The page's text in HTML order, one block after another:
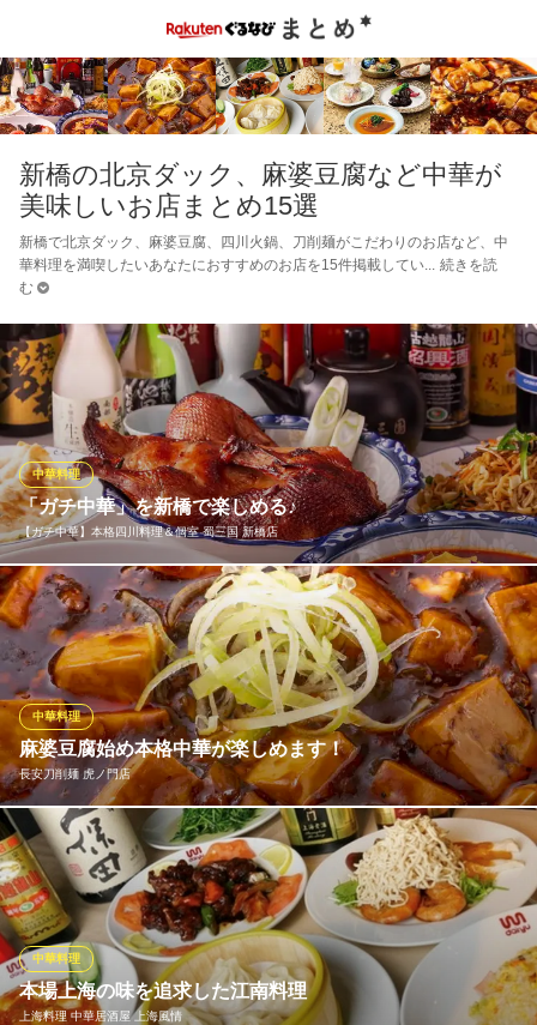
新橋の北京ダック、麻婆豆腐など中華が
美味しいお店まとめ15選
新橋で北京ダック、麻婆豆腐、四川火鍋、刀削麺がこだわりのお店など、中
華料理を満喫したいあなたにおすすめのお店を15件掲載してい
続きを読
む
「ガチ中華」を新橋で楽しめる♪
【ガチ中華】本格四川料理＆個室 蜀三国 新橋店
中華料理
中国の本場の料理人がお届けする四川料理/旨辛でコクがある味付
でお届けいたします。 日本の方向けの中華とは異なる、中国なら
ではの料理をお楽しみいただけます！
【ガチ中華】本格四川料理＆個室 蜀三国 新橋店
ガチ中華を新橋で楽しむ
ＪＲ新橋駅 徒歩1分
東京都港区新橋港区新橋1-15-1
麻婆豆腐始め本格中華が楽しめます！
長安刀削麺 虎ノ門店
中華料理
人気の一品「羽根つき焼き餃子」。中華の定番のこちらはシェフ
が作るオリジナルの味わいで、リピーターの絶えない人気の品。
一口頬張れば皮の中から現れるジューシーな餡は、お肉とお野菜
の旨味が凝縮された旨味あふれる味わいです。紹興酒などのお酒
とも相性抜群◎
長安刀削麺 虎ノ門店
本場上海の味を追求した江南料理
上海料理 中華居酒屋 上海風情
中華料理